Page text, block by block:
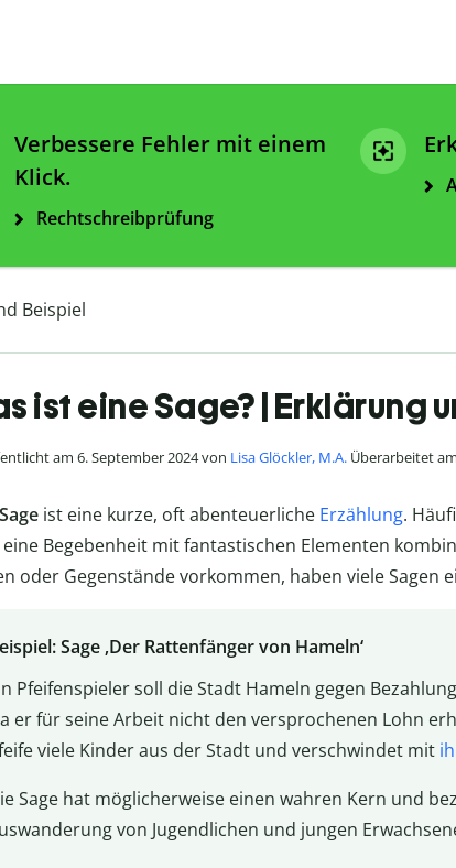
Verbessere Fehler mit einem
Klick.
Rechtschreibprüfung
Beispiel
ist eine Sage? | Erklärung
am 6. September 2024 von Lisa Glöckler, M.A. Überarbeitet
Sage ist eine kurze, oft abenteuerliche Erzählung.
Begebenheit mit fantastischen Elementen
oder Gegenstände vorkommen, haben viele Sagen
Sage ‚Der Rattenfänger von Hameln‘
Pfeifenspieler soll die Stadt Hameln gegen
er für seine Arbeit nicht den versprochenen Lohn
viele Kinder aus der Stadt und verschwindet mit
Sage hat möglicherweise einen wahren Kern und
von Jugendlichen und jungen